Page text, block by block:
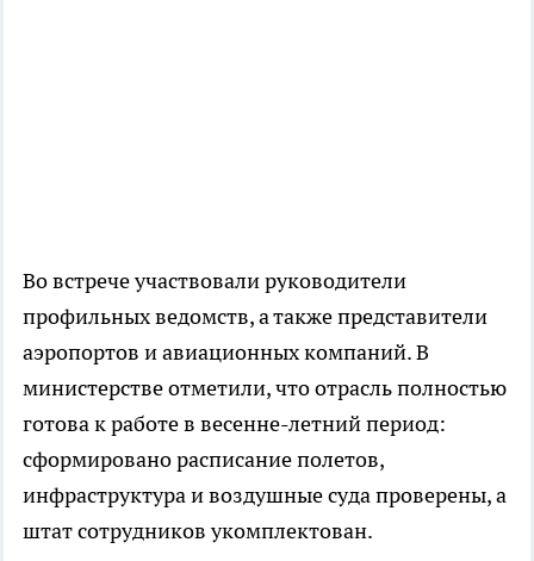
Во встрече участвовали руководители
профильных ведомств, а также представители
аэропортов и авиационных компаний. В
министерстве отметили, что отрасль полностью
готова к работе в весенне-летний период:
сформировано расписание полетов,
инфраструктура и воздушные суда проверены, а
штат сотрудников укомплектован.